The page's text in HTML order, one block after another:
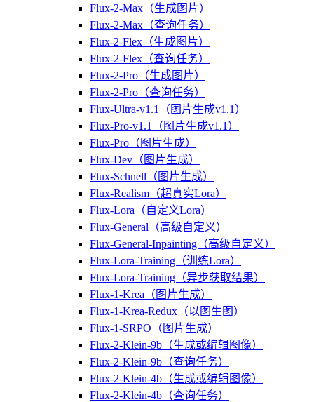
Flux-2-Max（生成图片）
Flux-2-Max（查询任务）
Flux-2-Flex（生成图片）
Flux-2-Flex（查询任务）
Flux-2-Pro（生成图片）
Flux-2-Pro（查询任务）
Flux-Ultra-v1.1（图片生成v1.1）
Flux-Pro-v1.1（图片生成v1.1）
Flux-Pro（图片生成）
Flux-Dev（图片生成）
Flux-Schnell（图片生成）
Flux-Realism（超真实Lora）
Flux-Lora（自定义Lora）
Flux-General（高级自定义）
Flux-General-Inpainting（高级自定义）
Flux-Lora-Training（训练Lora）
Flux-Lora-Training（异步获取结果）
Flux-1-Krea（图片生成）
Flux-1-Krea-Redux（以图生图）
Flux-1-SRPO（图片生成）
Flux-2-Klein-9b（生成或编辑图像）
Flux-2-Klein-9b（查询任务）
Flux-2-Klein-4b（生成或编辑图像）
Flux-2-Klein-4b（查询任务）